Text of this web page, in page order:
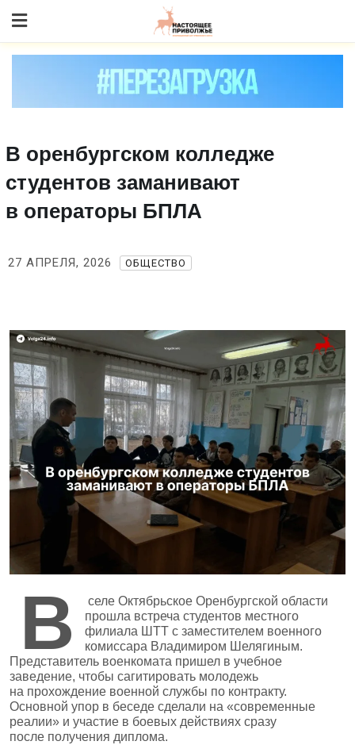
to content
В оренбургском колледже
студентов заманивают
в операторы БПЛА
27 АПРЕЛЯ, 2026 ОБЩЕСТВО
В
селе Октябрьское Оренбургской области
прошла встреча студентов местного
филиала ШТТ с заместителем военного
комиссара Владимиром Шелягиным.
Представитель военкомата пришел в учебное
заведение, чтобы сагитировать молодежь
на прохождение военной службы по контракту.
Основной упор в беседе сделали на «современные
реалии» и участие в боевых действиях сразу
после получения диплома.